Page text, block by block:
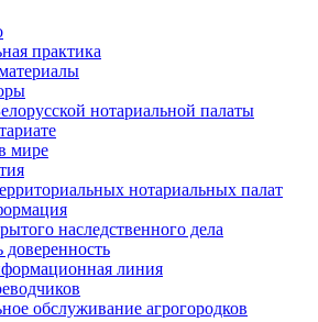
практика
нотариальной палаты
мире
нотариальных палат
наследственного дела
доверенность
линия
обслуживание агрогородков